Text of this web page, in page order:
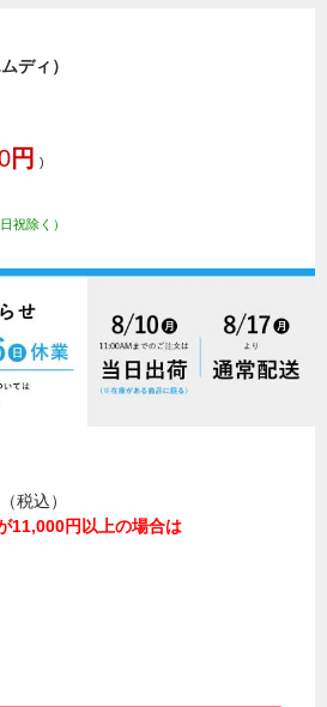
ディ）
円 )
祝除く）
税込）
11,000円以上の場合は